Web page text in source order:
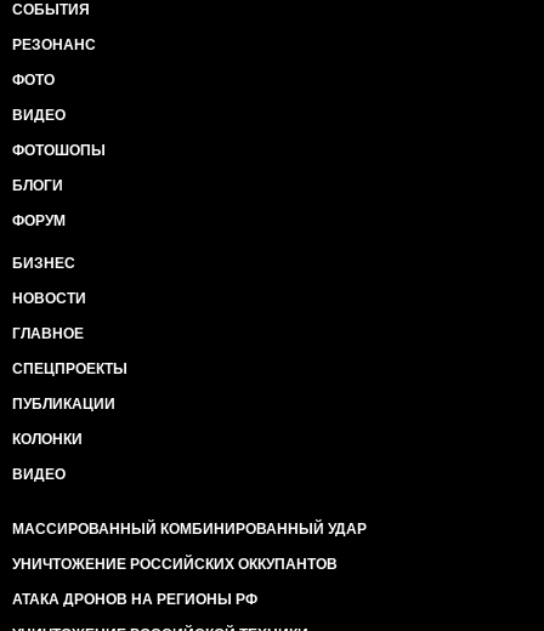
СОБЫТИЯ
РЕЗОНАНС
ФОТО
ВИДЕО
ФОТОШОПЫ
БЛОГИ
ФОРУМ
БИЗНЕС
НОВОСТИ
ГЛАВНОЕ
СПЕЦПРОЕКТЫ
ПУБЛИКАЦИИ
КОЛОНКИ
ВИДЕО
МАССИРОВАННЫЙ КОМБИНИРОВАННЫЙ УДАР
УНИЧТОЖЕНИЕ РОССИЙСКИХ ОККУПАНТОВ
АТАКА ДРОНОВ НА РЕГИОНЫ РФ